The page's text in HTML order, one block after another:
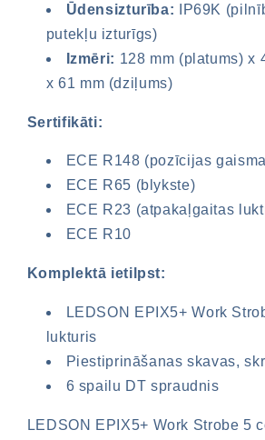
Ūdensizturība: IP69K
putekļu izturīgs)
Izmēri: 128 mm (platums) x
x 61 mm (dziļums)
Sertifikāti:
ECE R148 (pozīcijas
ECE R65 (blykste)
ECE R23 (atpakaļgaitas
ECE R10
Komplektā ietilpst:
LEDSON EPIX5+ Work
lukturis
Piestiprināšanas skavas,
6 spailu DT spraudnis
LEDSON EPIX5+ Work Strobe 5
Piesakieties savā kontā, lai
produktus vēlmju sarakstam un
iepriekš saglabātās preces.